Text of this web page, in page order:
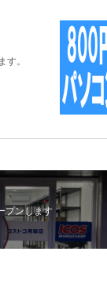
。
プンします